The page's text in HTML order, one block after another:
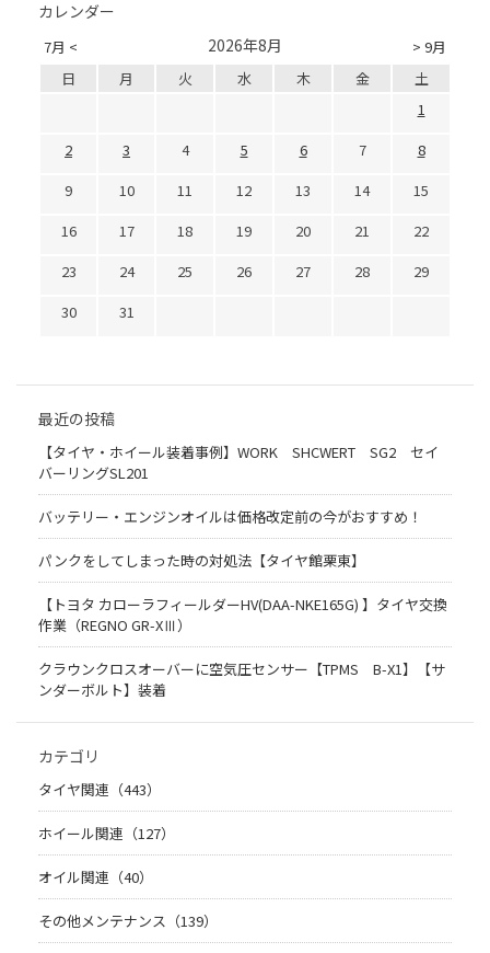
カレンダー
7月 < > 9月
2026年8月
日 月 火 水 木 金
土
1
2
3 4 5 6 7
8
9
10 11 12 13 14
15
16
17 18 19 20 21
22
23
24 25 26 27 28
29
30
31
最近の投稿
【タイヤ・ホイール装着事例】WORK SHCWERT SG2 セイ
バーリングSL201
バッテリー・エンジンオイルは価格改定前の今がおすすめ！
パンクをしてしまった時の対処法【タイヤ館栗東】
【トヨタ カローラフィールダーHV(DAA-NKE165G) 】タイヤ交換
作業（REGNO GR-XⅢ）
クラウンクロスオーバーに空気圧センサー【TPMS B-X1】【サ
ンダーボルト】装着
カテゴリ
タイヤ関連（443）
ホイール関連（127）
オイル関連（40）
その他メンテナンス（139）